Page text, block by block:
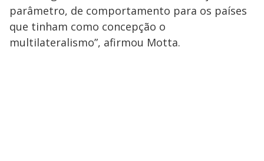
parâmetro, de comportamento para os países
que tinham como concepção o
multilateralismo”, afirmou Motta.